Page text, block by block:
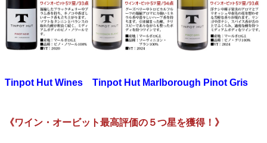
Tinpot Hut Wines Tinpot Hut Marlborough Pinot Gris
《ワイン・オービット最高評価の５つ星を獲得！》